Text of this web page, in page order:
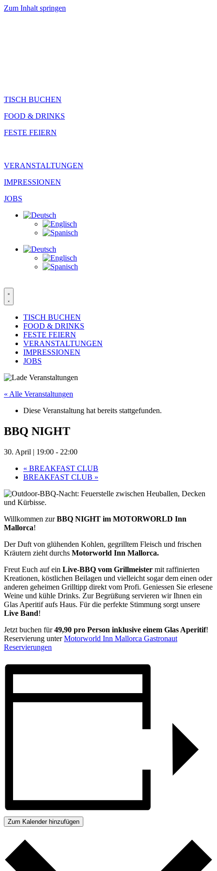
Zum Inhalt springen
TISCH BUCHEN
FOOD & DRINKS
FESTE FEIERN
VERANSTALTUNGEN
IMPRESSIONEN
JOBS
TISCH BUCHEN
FOOD & DRINKS
FESTE FEIERN
VERANSTALTUNGEN
IMPRESSIONEN
JOBS
« Alle Veranstaltungen
Diese Veranstaltung hat bereits stattgefunden.
BBQ NIGHT
30. April | 19:00 - 22:00
« BREAKFAST CLUB
BREAKFAST CLUB »
Willkommen zurBBQ NIGHT im MOTORWORLD Inn
Mallorca!
Der Duft von glühenden Kohlen, gegrilltem Fleisch und frischen
Kräutern zieht durchs Motorworld Inn Mallorca.
Freut Euch auf ein Live-BBQ vom Grillmeister mit raffinierten
Kreationen, köstlichen Beilagen und vielleicht sogar dem einen oder
anderen geheimen Grilltipp direkt vom Profi. Geniessen Sie erlesene
Weine und kühle Drinks. Zur Begrüßung servieren wir Ihnen ein
Glas Aperitif aufs Haus. Für die perfekte Stimmung sorgt unsere
Live Band!
Jetzt buchen für49,90 pro Person inklusive einem Glas Aperitif!
Reservierung unterMotorworld Inn Mallorca Gastronaut
Reservierungen
Zum Kalender hinzufügen